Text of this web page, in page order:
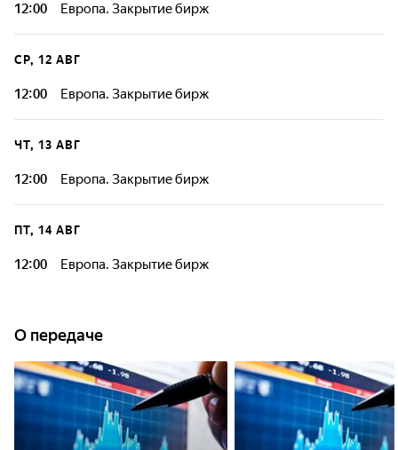
12:00 Европа. Закрытие бирж
СР, 12 АВГ
12:00 Европа. Закрытие бирж
ЧТ, 13 АВГ
12:00 Европа. Закрытие бирж
ПТ, 14 АВГ
12:00 Европа. Закрытие бирж
О передаче